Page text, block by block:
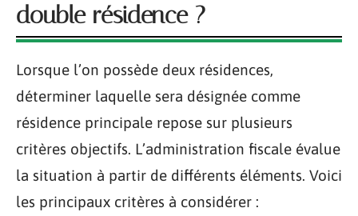
double résidence ?
Lorsque l’on possède deux résidences,
déterminer laquelle sera désignée comme
résidence principale repose sur plusieurs
critères objectifs. L’administration fiscale évalue
la situation à partir de différents éléments. Voici
les principaux critères à considérer :